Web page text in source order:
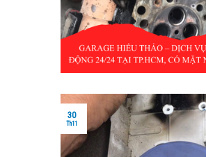
30
Th11